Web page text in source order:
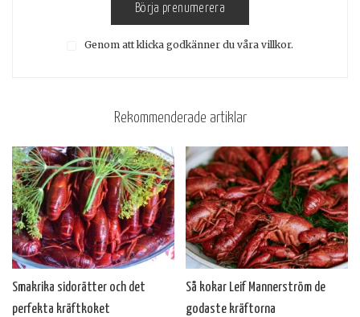
Börja prenumerera
Genom att klicka godkänner du våra villkor.
Rekommenderade artiklar
Smakrika sidorätter och det
perfekta kräftkoket
Så kokar Leif Mannerström de
godaste kräftorna